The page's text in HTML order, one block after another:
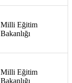
Milli Eğitim
Bakanlığı
Milli Eğitim
Bakanlığı